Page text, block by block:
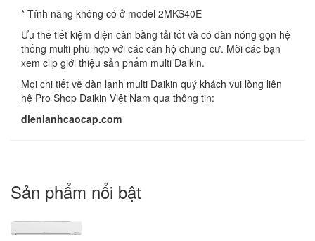
* Tính năng không có ở model 2MKS40E
Ưu thế tiết kiệm điện cân bằng tải tốt và có dàn nóng gọn hệ
thống multi phù hợp với các căn hộ chung cư. Mời các bạn
xem clip giới thiệu sản phẩm multi Daikin.
Mọi chi tiết về dàn lạnh multi Daikin quý khách vui lòng liên
hệ Pro Shop Daikin Việt Nam qua thông tin:
dienlanhcaocap.com
Sản phẩm nổi bật